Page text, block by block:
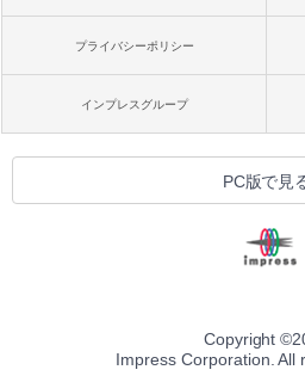
プライバシーポリシー
インプレスグループ
PC版で見
Copyright ©
Impress Corporation. All